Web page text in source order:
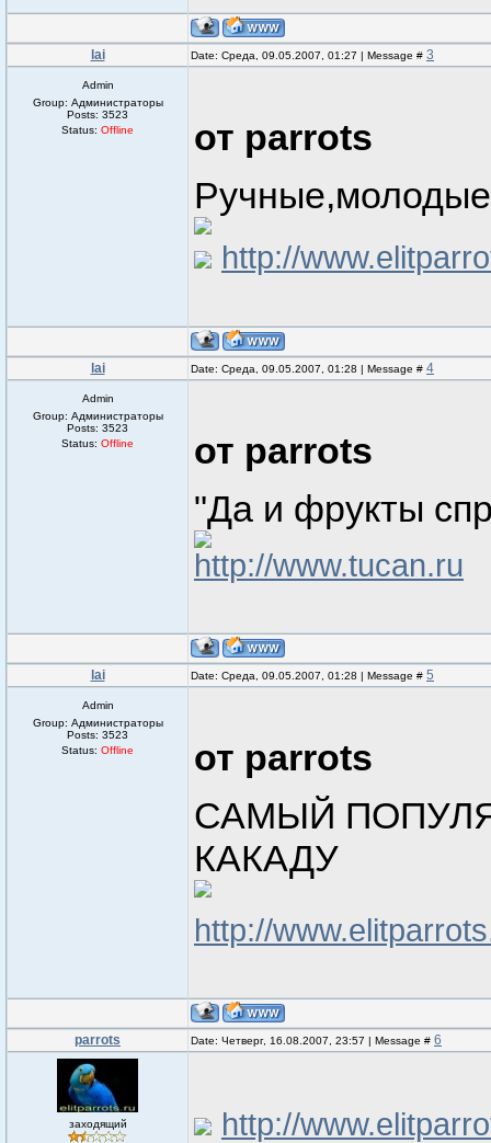
lai Date: Среда, 09.05.2007, 01:27 | Message # 3
Admin
Group: Администраторы
Posts: 3523
Status: Offline
от parrots
http://
lai Date: Среда, 09.05.2007, 01:28 | Message # 4
Admin
Group: Администраторы
Posts: 3523
Status: Offline
от parrots
"Да и фрукты
http://www.tucan.ru
lai Date: Среда, 09.05.2007, 01:28 | Message # 5
Admin
Group: Администраторы
Posts: 3523
Status: Offline
от parrots
САМЫЙ
КАКАДУ
http://
parrots Date: Четверг, 16.08.2007, 23:57 | Message # 6
заходящий http://